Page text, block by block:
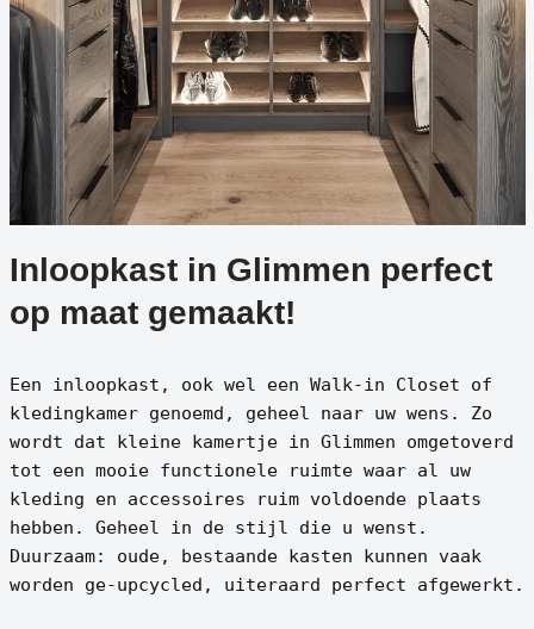
Inloopkast in Glimmen perfect
op maat gemaakt!
Een inloopkast, ook wel een Walk-in Closet of
kledingkamer genoemd, geheel naar uw wens. Zo
wordt dat kleine kamertje in Glimmen omgetoverd
tot een mooie functionele ruimte waar al uw
kleding en accessoires ruim voldoende plaats
hebben. Geheel in de stijl die u wenst.
Duurzaam: oude, bestaande kasten kunnen vaak
worden ge-upcycled, uiteraard perfect afgewerkt.